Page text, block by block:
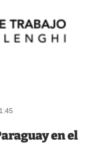
en el